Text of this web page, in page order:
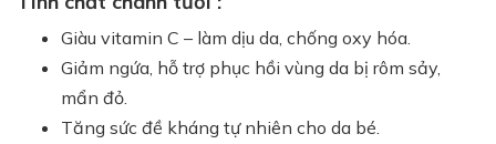
Giàu vitamin C – làm dịu da, chống oxy hóa.
Giảm ngứa, hỗ trợ phục hồi vùng da bị rôm sảy,
mẩn đỏ.
Tăng sức đề kháng tự nhiên cho da bé.